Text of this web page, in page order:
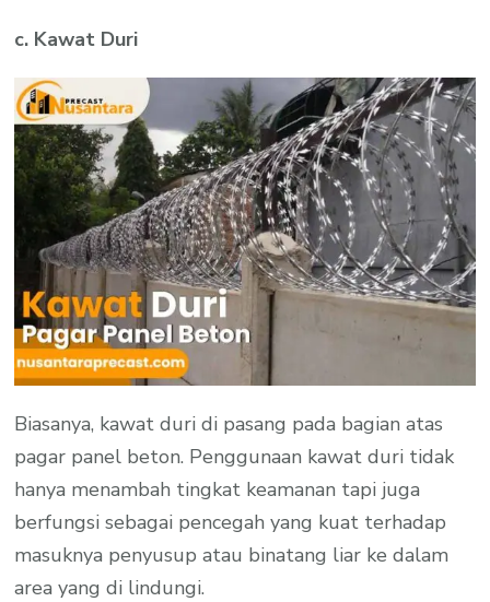
c. Kawat Duri
Biasanya, kawat duri di pasang pada bagian atas
pagar panel beton. Penggunaan kawat duri tidak
hanya menambah tingkat keamanan tapi juga
berfungsi sebagai pencegah yang kuat terhadap
masuknya penyusup atau binatang liar ke dalam
area yang di lindungi.